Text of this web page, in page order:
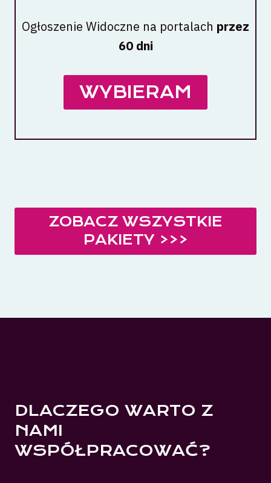
Ogłoszenie Widoczne na portalach przez
60 dni
WYBIERAM
ZOBACZ WSZYSTKIE
PAKIETY >>>
DLACZEGO WARTO Z
NAMI
WSPÓŁPRACOWAĆ?